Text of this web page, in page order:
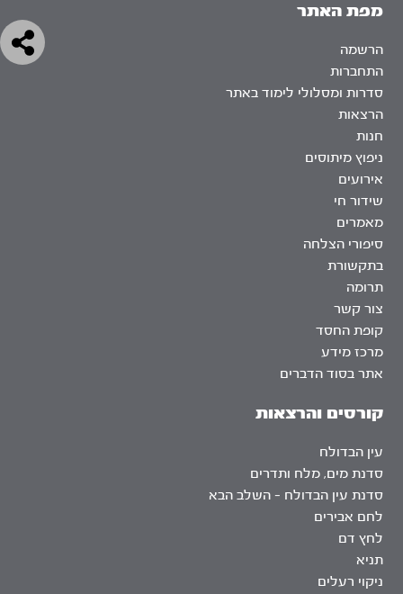
מפת האתר
הרשמה
התחברות
סדרות ומסלולי לימוד באתר
הרצאות
חנות
ניפוץ מיתוסים
אירועים
שידור חי
מאמרים
סיפורי הצלחה
בתקשורת
תרומה
צור קשר
קופת החסד
מרכז מידע
אתר בסוד הדברים
קורסים והרצאות
עין הבדולח
סדנת מים, מלח ותדרים
סדנת עין הבדולח – השלב הבא
לחם אבירים
לחץ דם
תניא
ניקוי רעלים